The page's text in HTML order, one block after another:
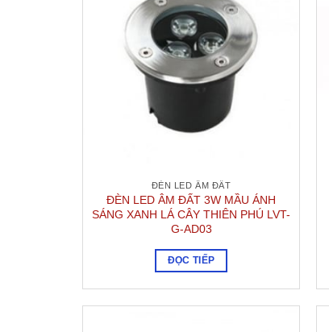
ĐÈN LED ÂM ĐẤT
ĐÈN LED ÂM ĐẤT 3W MẦU ÁNH
SÁNG XANH LÁ CÂY THIÊN PHÚ LVT-
G-AD03
ĐỌC TIẾP